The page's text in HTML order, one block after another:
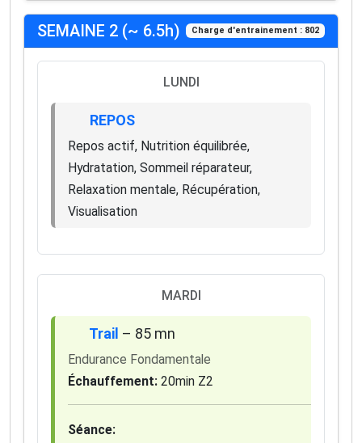
SEMAINE 2 (~ 6.5h) Charge d'entrainement : 802
LUNDI
REPOS
Repos actif, Nutrition équilibrée,
Hydratation, Sommeil réparateur,
Relaxation mentale, Récupération,
Visualisation
MARDI
Trail – 85 mn
Endurance Fondamentale
Échauffement: 20min Z2
Séance: